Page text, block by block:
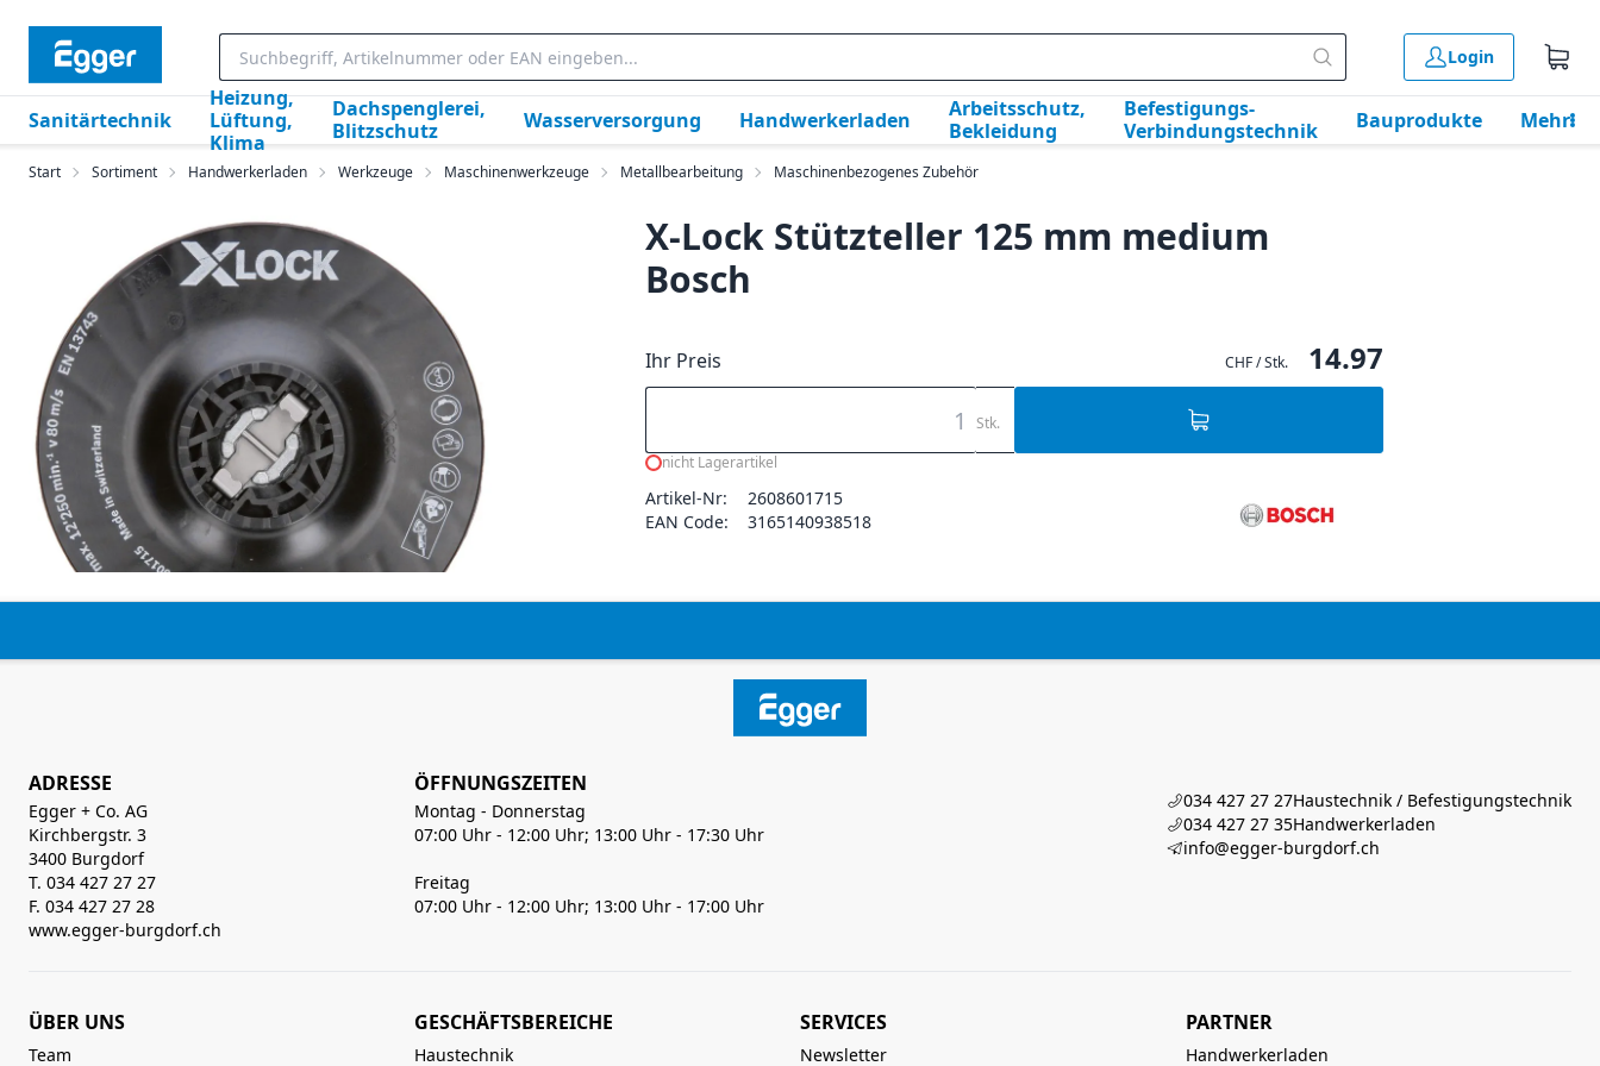
Login
Sanitärtechnik
Heizung,
Lüftung,
Klima
Dachspenglerei,
Blitzschutz
Wasserversorgung Handwerkerladen
Arbeitsschutz,
Bekleidung
Befestigungs-
Verbindungstechnik
Bauprodukte Mehr
Start Sortiment Handwerkerladen Werkzeuge Maschinenwerkzeuge Metallbearbeitung Maschinenbezogenes Zubehör
X-Lock Stützteller 125 mm medium
Bosch
Ihr Preis CHF / Stk. 14.97
Stk.
nicht Lagerartikel
Artikel-Nr:
2608601715
EAN Code:
3165140938518
ADRESSE
Egger + Co. AG
Kirchbergstr. 3
3400 Burgdorf
T. 034 427 27 27
F. 034 427 27 28
www.egger-burgdorf.ch
ÖFFNUNGSZEITEN
Montag - Donnerstag
07:00 Uhr - 12:00 Uhr; 13:00 Uhr - 17:30 Uhr
Freitag
07:00 Uhr - 12:00 Uhr; 13:00 Uhr - 17:00 Uhr
034 427 27 27Haustechnik / Befestigungstechnik
034 427 27 35Handwerkerladen
info@egger-burgdorf.ch
ÜBER UNS
Team
GESCHÄFTSBEREICHE
Haustechnik
SERVICES
Newsletter
PARTNER
Handwerkerladen